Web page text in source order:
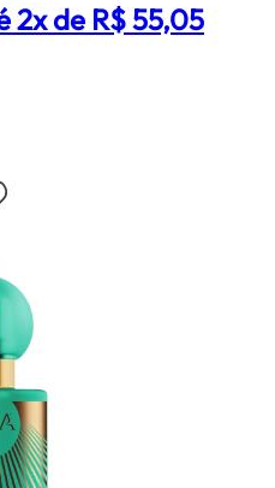
2x de R$ 55,05